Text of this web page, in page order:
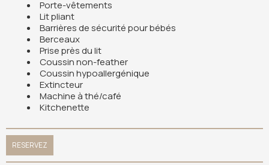
Porte-vêtements
Lit pliant
Barrières de sécurité pour bébés
Berceaux
Prise près du lit
Coussin non-feather
Coussin hypoallergénique
Extincteur
Machine à thé/café
Kitchenette
RESERVEZ